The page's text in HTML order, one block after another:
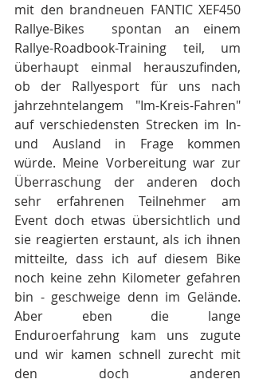
mit den brandneuen FANTIC XEF450
Rallye-Bikes  spontan an einem
Rallye-Roadbook-Training teil, um
überhaupt einmal herauszufinden,
ob der Rallyesport für uns nach
jahrzehntelangem "Im-Kreis-Fahren"
auf verschiedensten Strecken im In-
und Ausland in Frage kommen
würde. Meine Vorbereitung war zur
Überraschung der anderen doch
sehr erfahrenen Teilnehmer am
Event doch etwas übersichtlich und
sie reagierten erstaunt, als ich ihnen
mitteilte, dass ich auf diesem Bike
noch keine zehn Kilometer gefahren
bin - geschweige denn im Gelände.
Aber eben die lange
Enduroerfahrung kam uns zugute
und wir kamen schnell zurecht mit
den doch anderen